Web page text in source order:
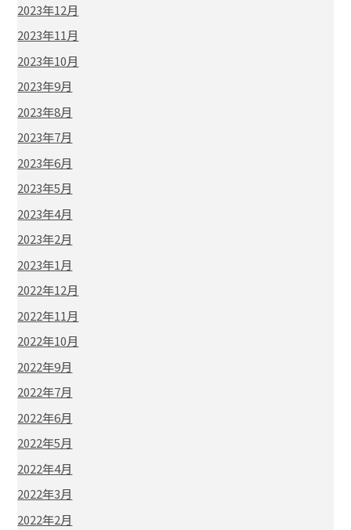
2023年12月
2023年11月
2023年10月
2023年9月
2023年8月
2023年7月
2023年6月
2023年5月
2023年4月
2023年2月
2023年1月
2022年12月
2022年11月
2022年10月
2022年9月
2022年7月
2022年6月
2022年5月
2022年4月
2022年3月
2022年2月